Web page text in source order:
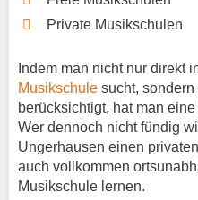
Private Musikschulen
Indem man nicht nur direkt
Musikschule sucht,
berücksichtigt, hat man
Wer dennoch nicht fündig
Ungerhausen einen
auch vollkommen
Musikschule lernen.